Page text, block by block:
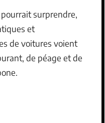
pourrait surprendre,
et
de voitures voient
de péage et de